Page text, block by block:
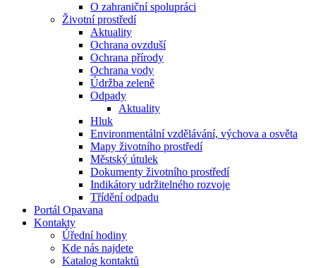
O zahraniční spolupráci
Životní prostředí
Aktuality
Ochrana ovzduší
Ochrana přírody
Ochrana vody
Údržba zeleně
Odpady
Aktuality
Hluk
Environmentální vzdělávání, výchova a osvěta
Mapy životního prostředí
Městský útulek
Dokumenty životního prostředí
Indikátory udržitelného rozvoje
Třídění odpadu
Portál Opavana
Kontakty
Úřední hodiny
Kde nás najdete
Katalog kontaktů